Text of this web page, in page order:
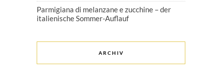
Parmigiana di melanzane e zucchine – der
italienische Sommer-Auflauf
ARCHIV